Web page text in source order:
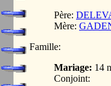
Père:
Mère:
Famille:
Mariage: 14
Conjoint: